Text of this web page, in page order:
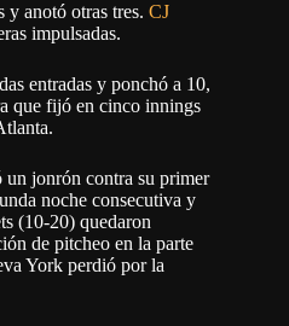
y anotó otras tres. CJ
impulsadas.
entradas y ponchó a 10,
que fijó en cinco innings
un jonrón contra su primer
noche consecutiva y
(10-20) quedaron
de pitcheo en la parte
York perdió por la